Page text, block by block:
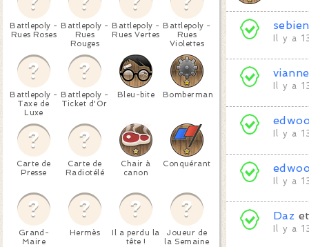
Battlepoly -
Rues Roses
Battlepoly -
Rues
Rouges
Battlepoly -
Rues Vertes
Battlepoly -
Rues
Violettes
Battlepoly -
Taxe de
Luxe
Battlepoly -
Ticket d'Or
Bleu-bite Bomberman
Carte de
Presse
Carte de
Radiotélé
Chair à
canon
Conquérant
Grand-
Maire
Hermès
Il a perdu la
tête !
Joueur de
la Semaine
sebien
Il y a
Il y a
Il y a
Il y a
Daz
Il y a